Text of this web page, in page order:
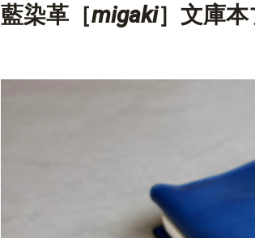
藍染革［migaki］文庫